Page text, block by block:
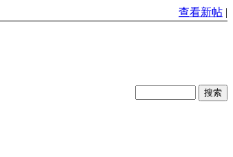
查看新帖 |